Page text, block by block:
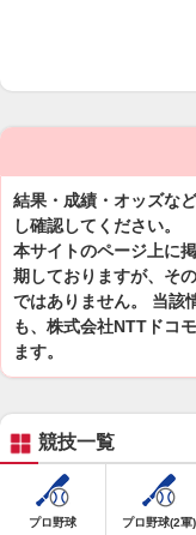
結果・成績・オッズな
し確認してください。
本サイトのページ上に
期しておりますが、そ
ではありません。 当該
も、株式会社NTTドコ
ます。
競技一覧
プロ野球 プロ野球(2軍)